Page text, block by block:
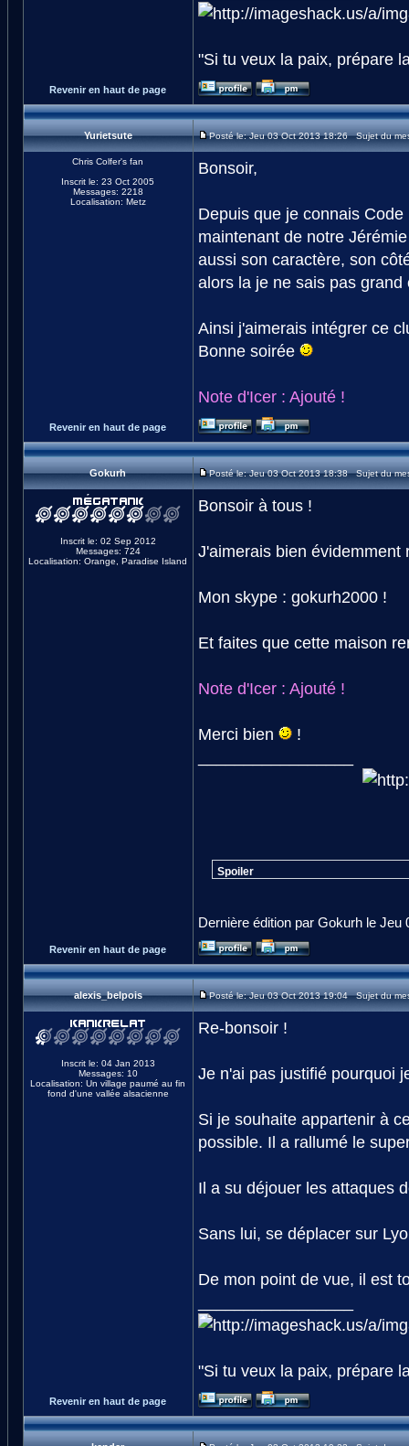
"Si tu veux la paix, prépare
Revenir en haut de page
Yurietsute Posté le: Jeu 03 Oct 2013 18:26 Sujet du
Chris Colfer's fan
Inscrit le: 23 Oct 2005
Messages: 2218
Localisation: Metz
Bonsoir,
Depuis que je connais
maintenant de notre
aussi son caractère, son
alors la je ne sais pas
Ainsi j'aimerais intégrer ce
Bonne soirée
Note d'Icer : Ajouté !
Revenir en haut de page
Gokurh Posté le: Jeu 03 Oct 2013 18:38 Sujet du
Inscrit le: 02 Sep 2012
Messages: 724
Localisation: Orange, Paradise Island
Bonsoir à tous !
J'aimerais bien évidemment
Mon skype : gokurh2000 !
Et faites que cette maison
Note d'Icer : Ajouté !
Merci bien
!
Spoiler
Dernière édition par Gokurh le Jeu
Revenir en haut de page
alexis_belpois Posté le: Jeu 03 Oct 2013 19:04 Sujet du
Inscrit le: 04 Jan 2013
Messages: 10
Localisation: Un village paumé au fin
fond d'une vallée alsacienne
Re-bonsoir !
Je n'ai pas justifié pourquoi
Si je souhaite appartenir à
possible. Il a rallumé le
Il a su déjouer les attaques
Sans lui, se déplacer sur
De mon point de vue, il est
"Si tu veux la paix, prépare
Revenir en haut de page